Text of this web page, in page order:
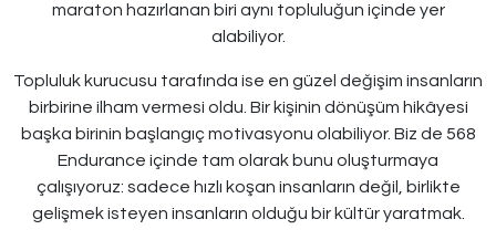
maraton hazırlanan biri aynı topluluğun içinde yer
alabiliyor.
Topluluk kurucusu tarafında ise en güzel değişim insanların
birbirine ilham vermesi oldu. Bir kişinin dönüşüm hikâyesi
başka birinin başlangıç motivasyonu olabiliyor. Biz de 568
Endurance içinde tam olarak bunu oluşturmaya
çalışıyoruz: sadece hızlı koşan insanların değil, birlikte
gelişmek isteyen insanların olduğu bir kültür yaratmak.